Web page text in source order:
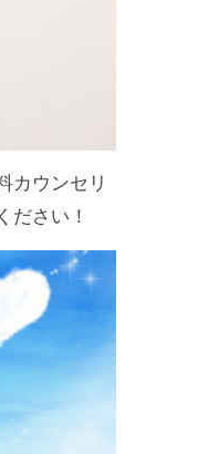
カウンセリ
ださい！